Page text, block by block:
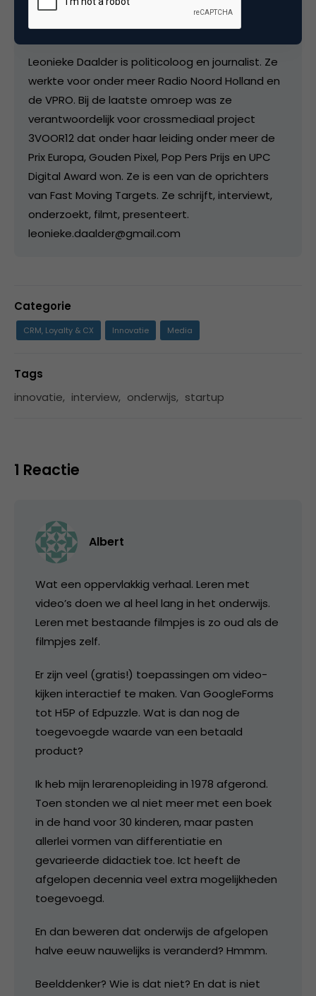
Leonieke Daalder
co-founder bijFast Moving Targets
Leonieke Daalder is politicoloog en journalist. Ze
werkte voor onder meer Radio Noord Holland en
de VPRO. Bij de laatste omroep was ze
verantwoordelijk voor crossmediaal project
3VOOR12 dat onder haar leiding onder meer de
Prix Europa, Gouden Pixel, Pop Pers Prijs en UPC
Digital Award won. Ze is een van de oprichters
van Fast Moving Targets. Ze schrijft, interviewt,
onderzoekt, filmt, presenteert.
leonieke.daalder@gmail.com
Categorie
CRM, Loyalty & CX Innovatie Media
Tags
innovatie, interview, onderwijs, startup
1 Reactie
Albert
Wat een oppervlakkig verhaal. Leren met
video’s doen we al heel lang in het onderwijs.
Leren met bestaande filmpjes is zo oud als de
filmpjes zelf.
Er zijn veel (gratis!) toepassingen om video-
kijken interactief te maken. Van GoogleForms
tot H5P of Edpuzzle. Wat is dan nog de
toegevoegde waarde van een betaald
product?
Ik heb mijn lerarenopleiding in 1978 afgerond.
Toen stonden we al niet meer met een boek
in de hand voor 30 kinderen, maar pasten
allerlei vormen van differentiatie en
gevarieerde didactiek toe. Ict heeft de
afgelopen decennia veel extra mogelijkheden
toegevoegd.
En dan beweren dat onderwijs de afgelopen
halve eeuw nauwelijks is veranderd? Hmmm.
Beelddenker? Wie is dat niet? En dat is niet